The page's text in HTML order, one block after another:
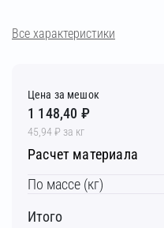
Все характеристики
Цена за мешок
1 148,40 ₽
45,94 ₽ за кг
Расчет материала
По массе (кг)
Итого